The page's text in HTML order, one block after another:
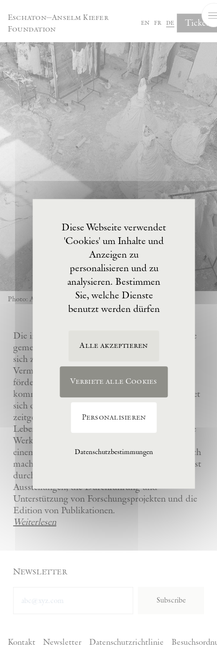
Eschaton—Anselm Kiefer
Foundation
en fr de Tickets
Photo: Anselm Kiefer
Die im Jahre 2017 von Anselm Kiefer gegründete
gemeinnützige Eschaton –Kunststiftung hat es
sich zur Aufgabe gemacht, das künstlerische
Vermächtnis ihres Gründers Anselm Kiefer zu
fördern und sein Atelier La Ribaute für
kommende Generationen zu erhalten. Sie widmet
sich dem Verständnis und der Wertschätzung
zeitgenössischer Kunst, insbesondere des
Lebenswerks von Anselm Kiefer, indem sie seine
Werke und die anderer Künstler bewahrt und
einem breiten Publikum in La Ribaute zugänglich
macht. Die Stiftung fördert zeitgenössische Kunst
durch die Organisation von internationalen
Ausstellungen, die Durchführung und
Unterstützung von Forschungsprojekten und die
Edition von Publikationen.
Weiterlesen
Newsletter
Subscribe
Kontakt Newsletter Datenschutzrichtlinie
Diese Webseite verwendet
'Cookies' um Inhalte und
Anzeigen zu
personalisieren und zu
analysieren. Bestimmen
Sie, welche Dienste
benutzt werden dürfen
Alle akzeptieren
Verbiete alle Cookies
Personalisieren
Datenschutzbestimmungen